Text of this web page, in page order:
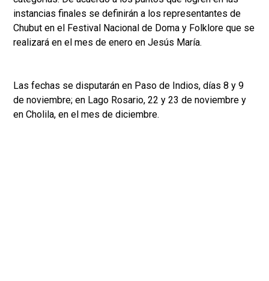
instancias finales se definirán a los representantes de
Chubut en el Festival Nacional de Doma y Folklore que se
realizará en el mes de enero en Jesús María.
Las fechas se disputarán en Paso de Indios, días 8 y 9
de noviembre; en Lago Rosario, 22 y 23 de noviembre y
en Cholila, en el mes de diciembre.